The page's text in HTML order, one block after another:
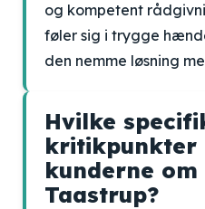
og kompetent
føler sig i trygge
den nemme løsning
Hvilke
kritikpunkter
kunderne
Taastrup?